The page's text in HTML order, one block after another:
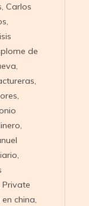
, Carlos
,
de
,
,
,
,
,
Private
china,